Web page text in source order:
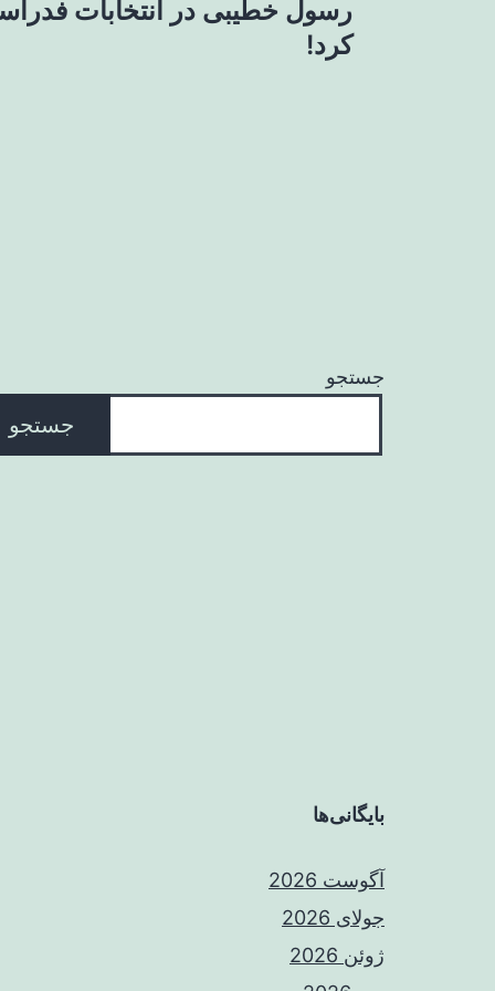
نوشته
رسول خطیبی در انتخابات
کرد!
جستجو
جستجو
بایگانی‌ها
آگوست 2026
جولای 2026
ژوئن 2026